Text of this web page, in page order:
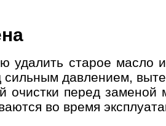
удалить старое масло
сильным давлением,
очистки перед
во время